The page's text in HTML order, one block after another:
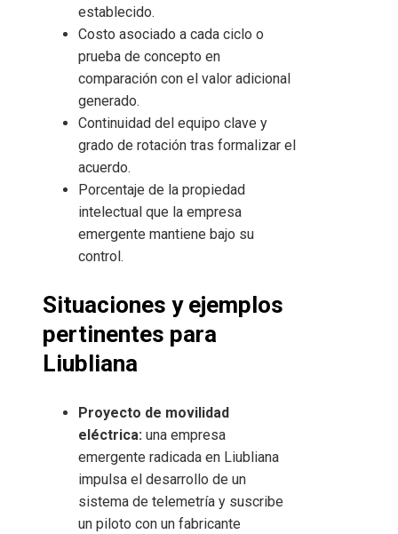
establecido.
Costo asociado a cada ciclo o
prueba de concepto en
comparación con el valor adicional
generado.
Continuidad del equipo clave y
grado de rotación tras formalizar el
acuerdo.
Porcentaje de la propiedad
intelectual que la empresa
emergente mantiene bajo su
control.
Situaciones y ejemplos
pertinentes para
Liubliana
Proyecto de movilidad
eléctrica: una empresa
emergente radicada en Liubliana
impulsa el desarrollo de un
sistema de telemetría y suscribe
un piloto con un fabricante